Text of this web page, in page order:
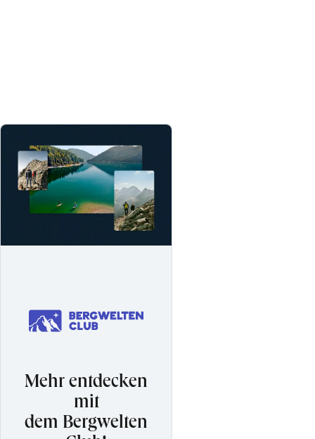
Mehr entdecken
mit
dem Bergwelten